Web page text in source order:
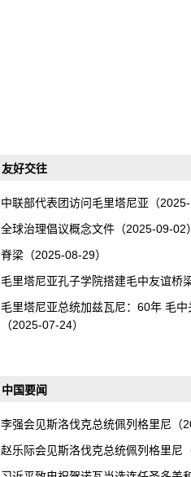
友好交往
中联部代表团访问毛里塔尼亚（
全球治理倡议概念文件（2025-09-02
脊梁（2025-08-29）
毛里塔尼亚孔子学院搭建毛中友谊桥
毛里塔尼亚总统加兹瓦尼：60年 毛
（2025-07-24）
中国要闻
李强会见斯洛伐克总统佩列格里尼（
赵乐际会见斯洛伐克总统佩列格里尼